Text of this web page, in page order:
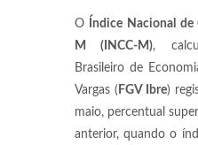
O Índice Nacional
M (INCC-M),
Brasileiro de
Vargas ( FGV Ibre)
maio, percentual
anterior, quando o